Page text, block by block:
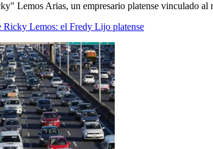
Lemos Arias, un empresario platense vinculado
Ricky Lemos: el Fredy Lijo platense